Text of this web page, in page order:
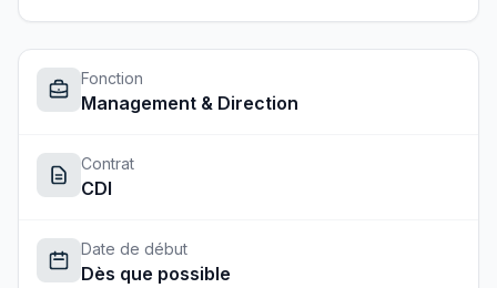
Fonction
Management & Direction
Contrat
CDI
Date de début
Dès que possible